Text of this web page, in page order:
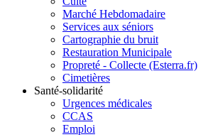
Marché Hebdomadaire
Services aux séniors
Cartographie du bruit
Restauration Municipale
Propreté - Collecte (Esterra.fr)
Cimetières
Santé-solidarité
Urgences médicales
CCAS
Emploi